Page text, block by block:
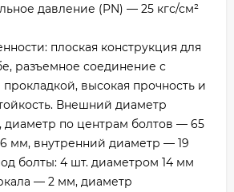
давление (PN) — 25 кгс/см²
плоская конструкция для
разъемное соединение с
высокая прочность и
Внешний диаметр
по центрам болтов — 65
мм, внутренний диаметр — 19
болты: 4 шт. диаметром 14 мм
— 2 мм, диаметр